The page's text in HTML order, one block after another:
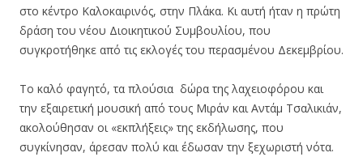
στο κέντρο Καλοκαιρινός, στην Πλάκα. Κι αυτή ήταν η πρώτη
δράση του νέου Διοικητικού Συμβουλίου, που
συγκροτήθηκε από τις εκλογές του περασμένου Δεκεμβρίου.
Το καλό φαγητό, τα πλούσια δώρα της λαχειοφόρου και
την εξαιρετική μουσική από τους Μιράν και Αντάμ Τσαλικιάν,
ακολούθησαν οι «εκπλήξεις» της εκδήλωσης, που
συγκίνησαν, άρεσαν πολύ και έδωσαν την ξεχωριστή νότα.